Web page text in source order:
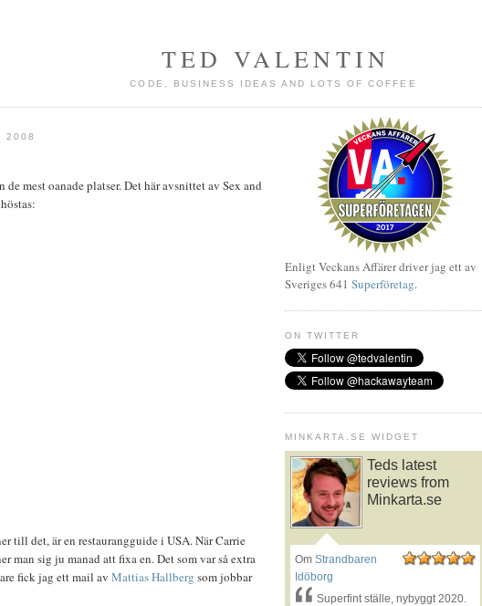
TED VALENTIN
CODE, BUSINESS IDEAS AND LOTS OF COFFEE
2008
mest oanade platser. Det här avsnittet av Sex and
till det, är en restaurangguide i USA. När Carrie
man sig ju manad att fixa en. Det som var så extra
fick jag ett mail av Mattias Hallberg som jobbar
Enligt Veckans Affärer driver jag ett av
Sveriges 641 Superföretag.
ON TWITTER
MINKARTA.SE WIDGET
Teds latest
reviews from
Minkarta.se
Om Strandbaren
Idöborg
Superfint ställe, nybyggt 2020.